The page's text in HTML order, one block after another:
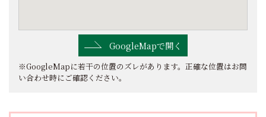
GoogleMapで開く
※GoogleMapに若干の位置のズレがあります。正確な位置はお問
い合わせ時にご確認ください。